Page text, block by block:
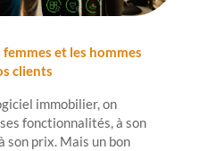
et les hommes
clients
immobilier, on
fonctionnalités, à son
son prix. Mais un bon